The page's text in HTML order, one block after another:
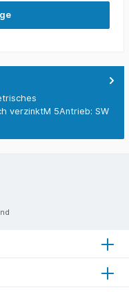
verzinktM 5Antrieb: SW